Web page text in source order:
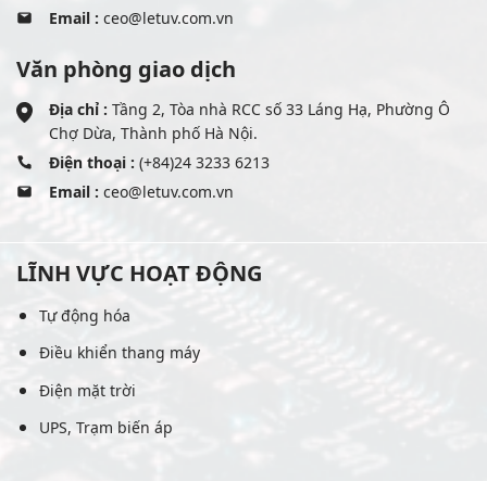
Email : ceo@letuv.com.vn
Văn phòng giao dịch
Địa chỉ : Tầng 2, Tòa nhà RCC số 33 Láng Hạ, Phường Ô
Chợ Dừa, Thành phố Hà Nội.
Điện thoại : (+84)24 3233 6213
Email : ceo@letuv.com.vn
LĨNH VỰC HOẠT ĐỘNG
Tự động hóa
Điều khiển thang máy
Điện mặt trời
UPS, Trạm biến áp